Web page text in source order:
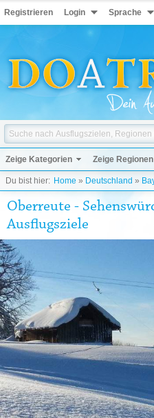
Registrieren Login Sprache
Zeige Kategorien Zeige Regionen
Du bist hier: Home » Deutschland »
Oberreute -
Ausflugsziele